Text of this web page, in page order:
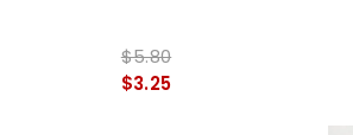
$5.80
$3.25